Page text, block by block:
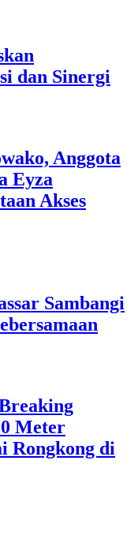
dan Sinergi
Anggota
Eyza
Akses
Sambangi
Meter
Rongkong di